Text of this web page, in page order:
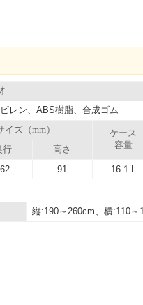
レン、ABS樹脂、合成ゴム
ズ（mm）
ケース
容量
行 高さ
91 16.1 L
縦:190～260cm、横:110～